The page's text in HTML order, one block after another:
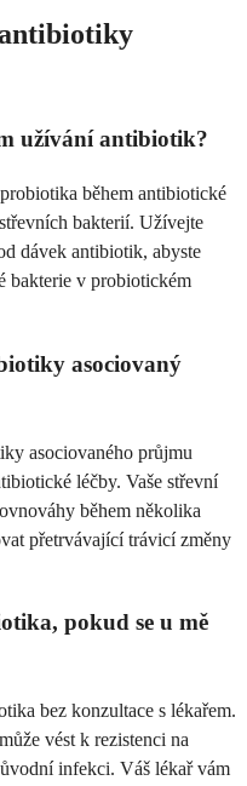
užívání antibiotik?
během antibiotické
bakterií. Užívejte
dávek antibiotik, abyste
bakterie v probiotickém
asociovaný
asociovaného průjmu
léčby. Vaše střevní
během několika
přetrvávající trávicí změny
pokud se u mě
bez konzultace s lékařem.
vést k rezistenci na
infekci. Váš lékař vám